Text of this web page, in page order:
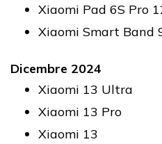
Xiaomi Pad 6S Pro
Xiaomi Smart Band
Dicembre 2024
Xiaomi 13 Ultra
Xiaomi 13 Pro
Xiaomi 13